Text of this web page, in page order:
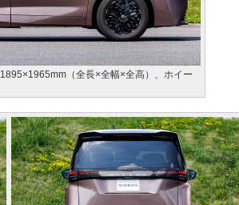
（全長×全幅×全高）、ホイー